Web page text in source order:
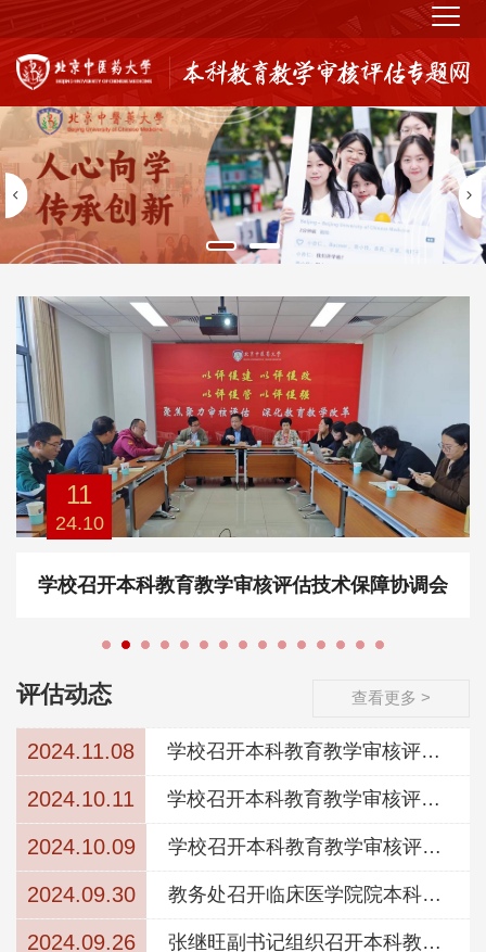
11
24.10
学校召开本科教育教学审核评估技术保障协调会
查看更多 >
评估动态
2024.11.08
学校召开本科教育教学审核评估
2024.10.11
学校召开本科教育教学审核评估
2024.10.09
学校召开本科教育教学审核评估
2024.09.30
教务处召开临床医学院院本科教
2024.09.26
张继旺副书记组织召开本科教育